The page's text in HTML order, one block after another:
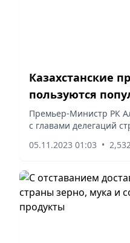
Казахстанские
пользуются
Центральной
Премьер-Министр РК
с главами делегаций
(КМИВ) в Шанхае
05.11.2023 01:03 •